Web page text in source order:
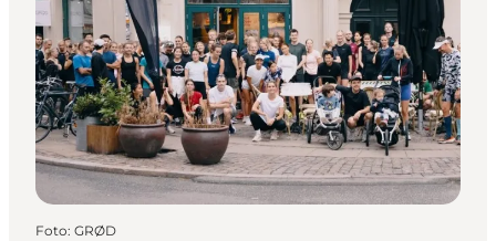
Foto: GRØD